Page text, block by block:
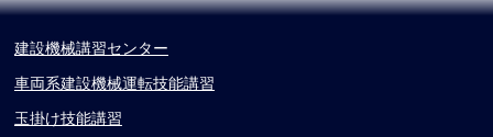
建設機械講習センター
車両系建設機械運転技能講習
玉掛け技能講習